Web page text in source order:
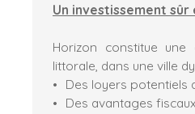
Un investissement
Horizon constitue
littorale, dans une ville
Des loyers potentiels
Des avantages